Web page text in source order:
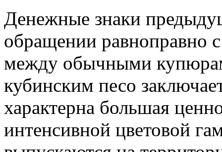
Денежные знаки
обращении равноправно
между обычными
кубинским песо
характерна большая
интенсивной цветовой